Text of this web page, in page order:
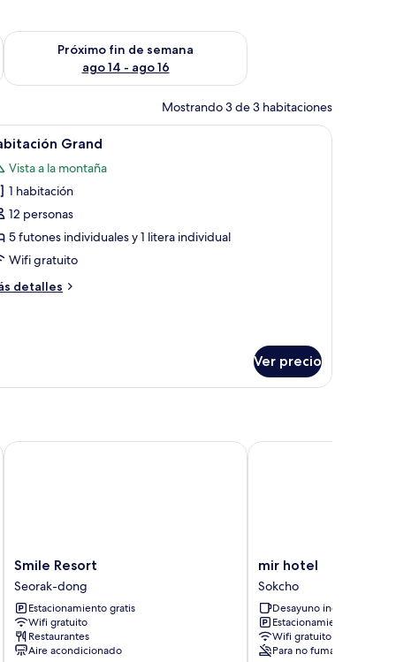
semana ago 7 - ago 9
Próximo fin de semana
ago 14 - ago 16
Consulta la disponibilidad para el próximo fin de semana ago
Mostrando 3 de 3 habitaciones
y cabecera de metal, una mesita de noche y una ventana con
Una habitación de hotel con piso de
11 Grand
Vista a la montaña
1 habitación
12 personas
5 futones individuales y 1 litera individual
Wifi gratuito
detalles
Ver precio
Smile
Resort
Seorak-
dong
Smile Resort
Seorak-dong
Estacionamiento gratis
Wifi gratuito
Restaurantes
Aire acondicionado
Smile Resort
mir
hotel
Sokcho
mir hotel
Sokcho
Desayuno incluido
Estacionamiento gratis
Wifi gratuito
Para no fumadores
mir hotel